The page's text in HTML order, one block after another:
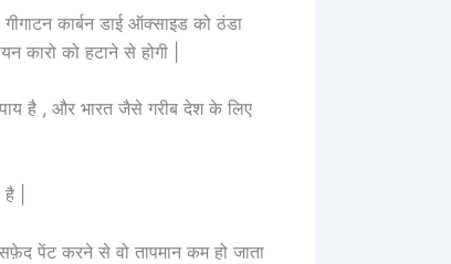
कार्बन डाई ऑक्साइड को ठंडा
कारो को हटाने से होगी |
है , और भारत जैसे गरीब देश के लिए
|
पेंट करने से वो तापमान कम हो जाता